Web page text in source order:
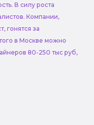
В силу роста
Компании,
гонятся за
в Москве можно
80-250 тыс руб,